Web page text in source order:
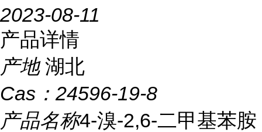
2023-08-11
产品详情
产地 湖北
Cas： 24596-19-8
产品名称4-溴-2,6-二甲基苯胺